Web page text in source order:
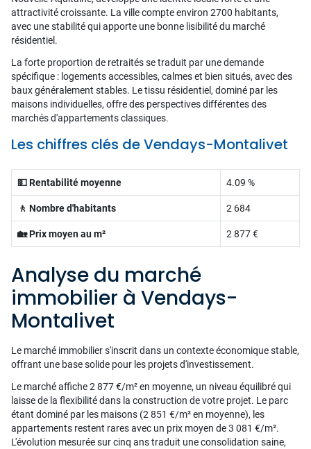
attractivité croissante. La ville compte environ 2700 habitants,
avec une stabilité qui apporte une bonne lisibilité du marché
résidentiel.
La forte proportion de retraités se traduit par une demande
spécifique : logements accessibles, calmes et bien situés, avec des
baux généralement stables. Le tissu résidentiel, dominé par les
maisons individuelles, offre des perspectives différentes des
marchés d'appartements classiques.
Les chiffres clés de Vendays-Montalivet
💵 Rentabilité moyenne 4.09 %
🚶 Nombre d'habitants 2 684
🏡 Prix moyen au m² 2 877 €
Analyse du marché
immobilier à Vendays-
Montalivet
Le marché immobilier s'inscrit dans un contexte économique stable,
offrant une base solide pour les projets d'investissement.
Le marché affiche 2 877 €/m² en moyenne, un niveau équilibré qui
laisse de la flexibilité dans la construction de votre projet. Le parc
étant dominé par les maisons (2 851 €/m² en moyenne), les
appartements restent rares avec un prix moyen de 3 081 €/m².
L'évolution mesurée sur cinq ans traduit une consolidation saine,